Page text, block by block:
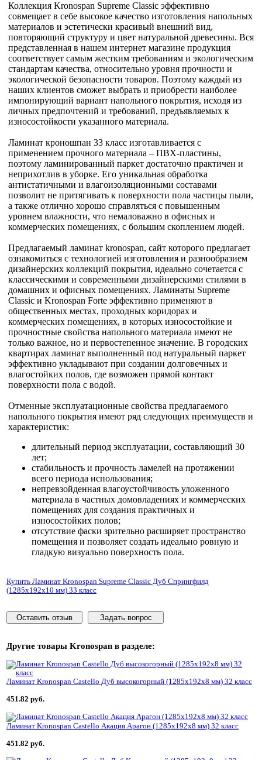
Коллекция Kronospan Supreme Classic эффективно
совмещает в себе высокое качество изготовления напольных
материалов и эстетически красивый внешний вид,
повторяющий структуру и цвет натуральной древесины. Вся
представленная в нашем интернет магазине продукция
соответствует самым жестким требованиям и экологическим
стандартам качества, относительно уровня прочности и
экологической безопасности товаров. Поэтому каждый из
наших клиентов сможет выбрать и приобрести наиболее
импонирующий вариант напольного покрытия, исходя из
личных предпочтений и требований, предъявляемых к
износостойкости указанного материала.
Ламинат кроношпан 33 класс изготавливается с
применением прочного материала – ПВХ-пластины,
поэтому ламинированный паркет достаточно практичен и
неприхотлив в уборке. Его уникальная обработка
антистатичными и влагоизоляционными составами
позволит не притягивать к поверхности пола частицы пыли,
а также отлично хорошо справляться с повышенным
уровнем влажности, что немаловажно в офисных и
коммерческих помещениях, с большим скоплением людей.
Предлагаемый ламинат kronospan, сайт которого предлагает
ознакомиться с технологией изготовления и разнообразием
дизайнерских коллекций покрытия, идеально сочетается с
классическими и современными дизайнерскими стилями в
домашних и офисных помещениях. Ламинаты Supreme
Classic и Kronospan Forte эффективно применяют в
общественных местах, проходных коридорах и
коммерческих помещениях, в которых износостойкие и
прочностные свойства напольного материала имеют не
только важное, но и первостепенное значение. В городских
квартирах ламинат выполненный под натуральный паркет
эффективно укладывают при создании долговечных и
влагостойких полов, где возможен прямой контакт
поверхности пола с водой.
Отменные эксплуатационные свойства предлагаемого
напольного покрытия имеют ряд следующих преимуществ и
характеристик:
длительный период эксплуатации, составляющий 30
лет;
стабильность и прочность ламелей на протяжении
всего периода использования;
непревзойденная влагоустойчивость уложенного
материала в частных домовладениях и коммерческих
помещениях для создания практичных и
износостойких полов;
отсутствие фаски зрительно расширяет пространство
помещения и позволяет создать идеально ровную и
гладкую визуально поверхность пола.
Купить Ламинат Kronospan Supreme Classic Дуб Спрингфилд
(1285x192x10 мм) 33 класс
Оставить отзыв Задать вопрос
Другие товары Kronospan в разделе:
Ламинат Kronospan Castello Дуб высокогорный (1285x192x8 мм) 32 класс
451.82 руб.
Ламинат Kronospan Castello Акация Арагон (1285x192x8 мм) 32 класс
451.82 руб.